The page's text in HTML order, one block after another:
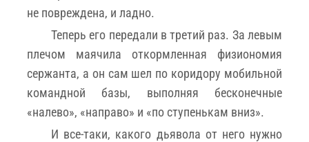
не повреждена, и ладно.
Теперь его передали в третий раз. За левым
плечом маячила откормленная физиономия
сержанта, а он сам шел по коридору мобильной
командной базы, выполняя бесконечные
«налево», «направо» и «по ступенькам вниз».
И все-таки, какого дьявола от него нужно